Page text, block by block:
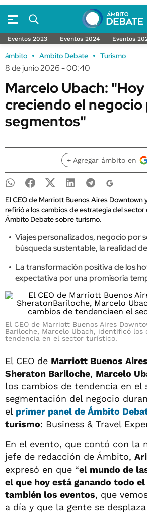
Eventos 2023 Eventos 2024 Eventos
ámbito Ambito Debate Turismo
8 de junio 2026 - 00:40
Marcelo Ubach:
creciendo el negocio
segmentos"
+ Agregar ámbito en
El CEO de Marriott Buenos Aires Downtown
refirió a los cambios de estrategia del
Ámbito Debate sobre turismo.
Viajes personalizados, negocio por
búsqueda sustentable, la realidad
La transformación positiva de los
expectativa por una promisoria
El CEO de Marriott Buenos Aires
Bariloche, Marcelo Ubach, identificó los
tendencia en el sector turístico.
El CEO de Marriott Buenos
Sheraton Bariloche, Marcelo
los cambios de tendencia en el
segmentación del negocio
el primer panel de Ámbito
turismo: Business & Travel
En el evento, que contó con la
jefe de redacción de Ámbito,
expresó en que “el mundo de
el que hoy está ganando todo
también los eventos, que
a día y que la gente se